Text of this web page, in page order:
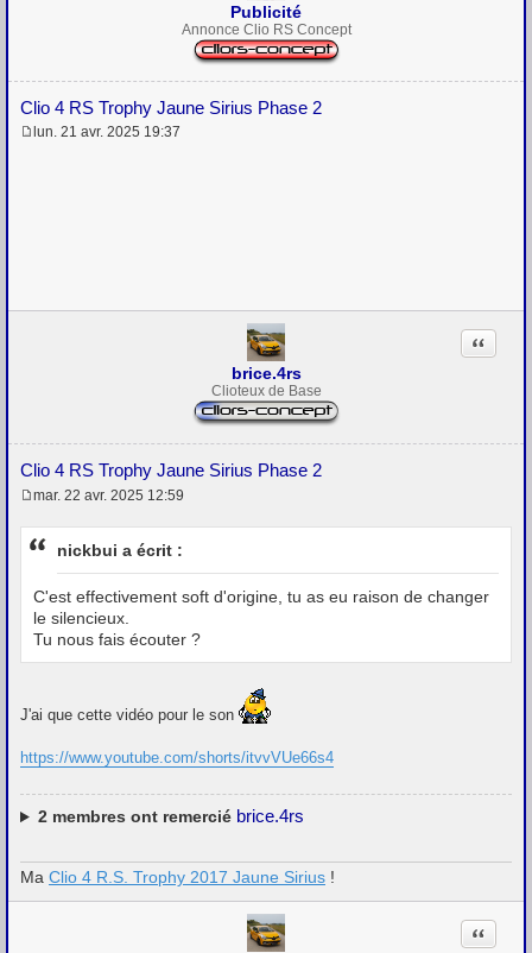
Publicité
Annonce Clio RS Concept
Clio 4 RS Trophy Jaune Sirius Phase 2
lun. 21 avr. 2025 19:37
brice.4rs
Clioteux de Base
Clio 4 RS Trophy Jaune Sirius Phase 2
Citation
e
s
g
e
mar. 22 avr. 2025 12:59
nickbui a écrit :
C'est effectivement soft d'origine, tu as eu raison de changer
le silencieux.
Tu nous fais écouter ?
J'ai que cette vidéo pour le son
https://www.youtube.com/shorts/itvvVUe66s4
2membres ont remercié brice.4rs
Ma Clio 4 R.S. Trophy 2017 Jaune Sirius !
Citation